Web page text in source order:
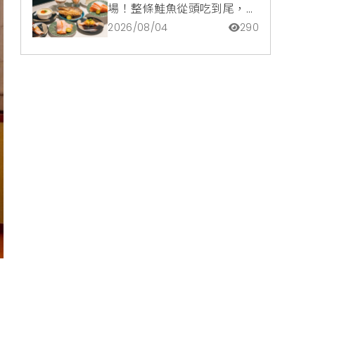
場！整條鮭魚從頭吃到尾，鹹
甜鮭魚卵霜淇淋開吃，滿額再
2026/08/04 290